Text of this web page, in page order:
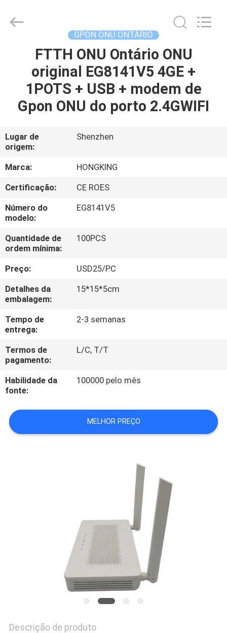
CASA
PRODUTOS
SOBRE
NÓS
EXCURSÃO
DA
FÁBRICA
CONTROLE
DA
QUALIDADE
CONTACTE-
NOS
PEÇA
UMAS
CITAÇÕES
MAPA
DO
LIMITED.
GPON ONU ONTÁRIO
FTTH ONU Ontário ONU
original EG8141V5 4GE +
1POTS + USB + modem de
Gpon ONU do porto 2.4GWIFI
Lugar de
origem:
Shenzhen
Marca:
HONGKING
Certificação:
CE ROES
Número do
modelo:
EG8141V5
Quantidade de
ordem mínima:
100PCS
Preço:
USD25/PC
Detalhes da
embalagem:
15*15*5cm
Tempo de
entrega:
2-3 semanas
Termos de
pagamento:
L/C, T/T
Habilidade da
fonte:
100000 pelo mês
MELHOR PREÇO
Descrição de produto